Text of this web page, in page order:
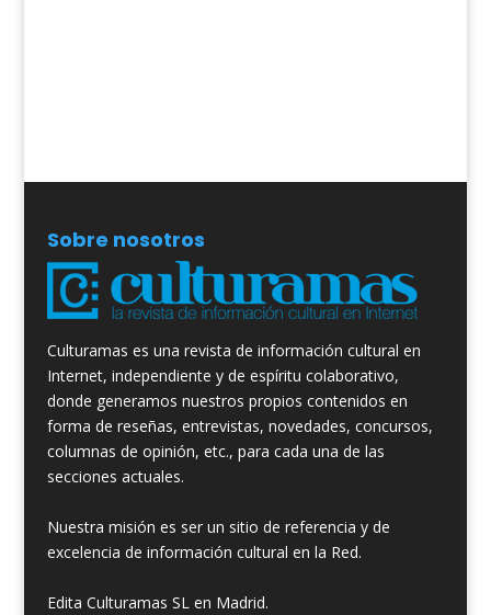
Sobre nosotros
Culturamas es una revista de información cultural en
Internet, independiente y de espíritu colaborativo,
donde generamos nuestros propios contenidos en
forma de reseñas, entrevistas, novedades, concursos,
columnas de opinión, etc., para cada una de las
secciones actuales.
Nuestra misión es ser un sitio de referencia y de
excelencia de información cultural en la Red.
Edita Culturamas SL en Madrid.